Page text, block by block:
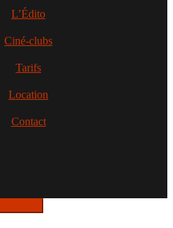
L’Édito
Ciné-clubs
Tarifs
Location
Contact